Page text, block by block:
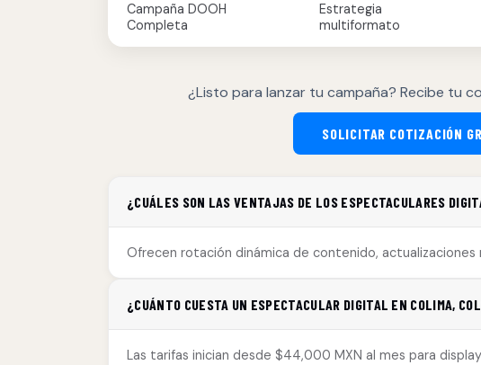
Campaña DOOH
Completa
Estrategia
multiformato
¿Listo para lanzar tu campaña? Recibe tu
SOLICITAR COTIZACIÓN
¿CUÁLES SON LAS VENTAJAS DE LOS ESPECTACULARES
Ofrecen rotación dinámica de contenido,
¿CUÁNTO CUESTA UN ESPECTACULAR DIGITAL EN COLIMA,
Las tarifas inician desde $44,000 MXN al mes para